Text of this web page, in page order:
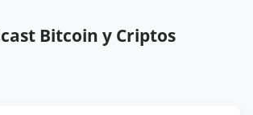
Bitcoin y Criptos